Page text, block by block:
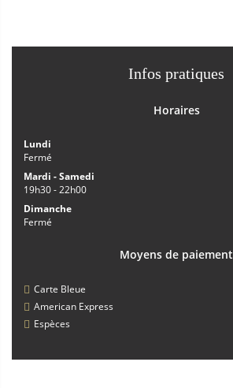
Infos pratiques
Horaires
Lundi
Fermé
Mardi - Samedi
19h30 - 22h00
Dimanche
Fermé
Moyens de paiement
Carte Bleue
American Express
Espèces